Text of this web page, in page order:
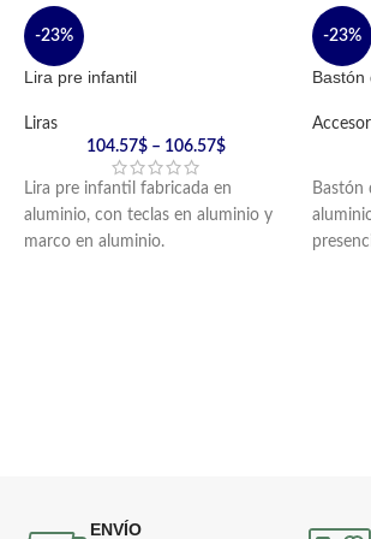
-23%
Lira pre infantil
Liras
104.57$ – 106.57$
Lira pre infantil fabricada en
aluminio, con teclas en aluminio y
marco en aluminio.
-23%
Bastón
Bastón
ENVÍO